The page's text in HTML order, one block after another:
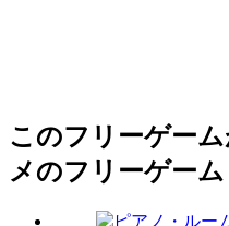
このフリーゲー
メのフリーゲーム